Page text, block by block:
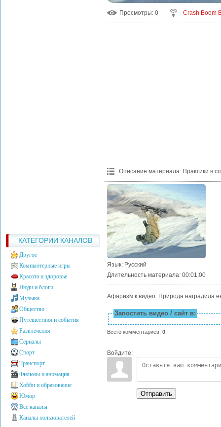
КАТЕГОРИИ КАНАЛОВ
Другое
Компьютерные игры
Красота и здоровье
Люди и блоги
Музыка
Общество
Путешествия и события
Развлечения
Сериалы
Спорт
Транспорт
Фильмы и анимация
Хобби и образование
Юмор
Все каналы
Каналы пользователей
Просмотры: 0 Crash Boom
Описание материала: Практики в
Язык: Русский
Длительность материала: 00:01:00
Афаризм к видео: Природа наградила
Запостить видео / сайт в:
Всего комментариев: 0
Войдите:
Отправить